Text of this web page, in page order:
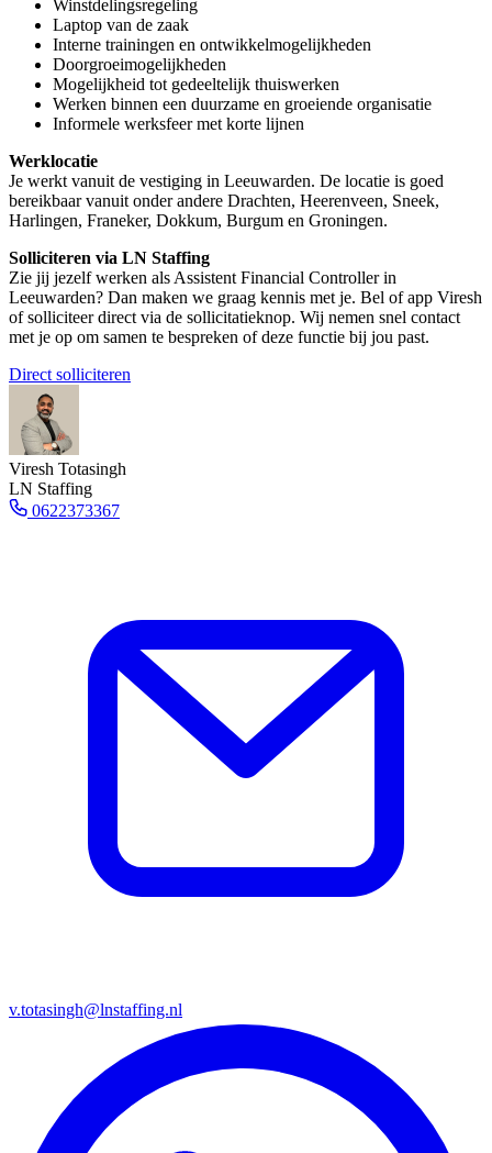
Winstdelingsregeling
Laptop van de zaak
Interne trainingen en ontwikkelmogelijkheden
Doorgroeimogelijkheden
Mogelijkheid tot gedeeltelijk thuiswerken
Werken binnen een duurzame en groeiende organisatie
Informele werksfeer met korte lijnen
Werklocatie
Je werkt vanuit de vestiging in Leeuwarden. De locatie is goed
bereikbaar vanuit onder andere Drachten, Heerenveen, Sneek,
Harlingen, Franeker, Dokkum, Burgum en Groningen.
Solliciteren via LN Staffing
Zie jij jezelf werken als Assistent Financial Controller in
Leeuwarden? Dan maken we graag kennis met je. Bel of app Viresh
of solliciteer direct via de sollicitatieknop. Wij nemen snel contact
met je op om samen te bespreken of deze functie bij jou past.
Direct solliciteren
Viresh Totasingh
LN Staffing
0622373367
v.totasingh@lnstaffing.nl